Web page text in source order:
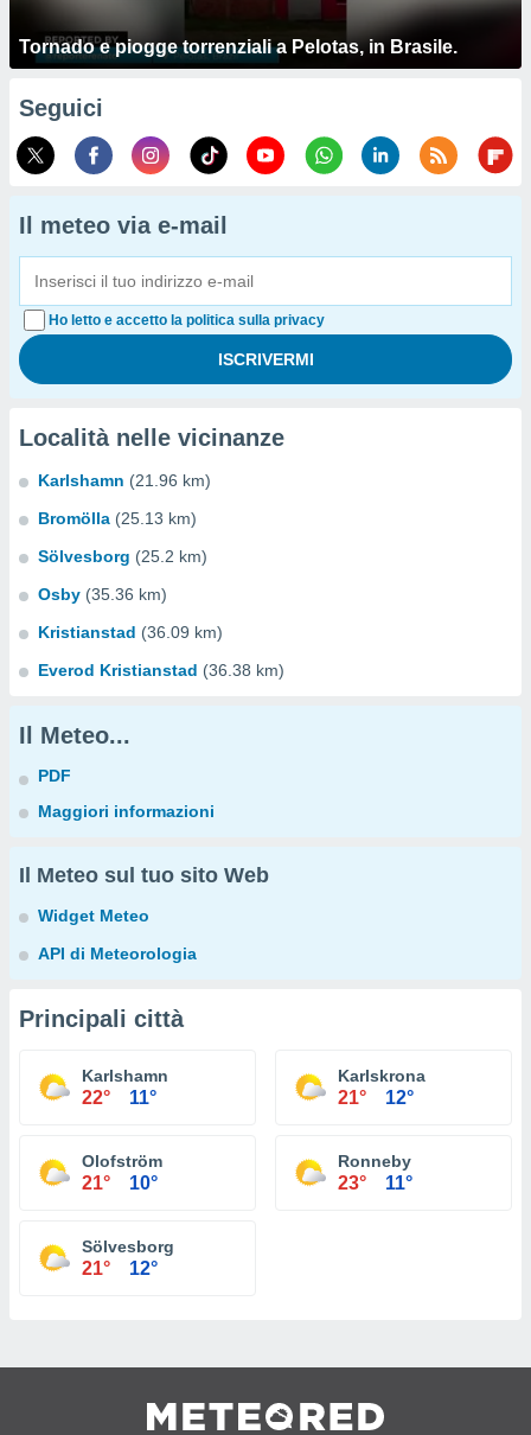
Tornado e piogge torrenziali a Pelotas, in Brasile.
Seguici
Il meteo via e-mail
Ho letto e accetto la politica sulla privacy
Località nelle vicinanze
Karlshamn (21.96 km)
Bromölla (25.13 km)
Sölvesborg (25.2 km)
Osby (35.36 km)
Kristianstad (36.09 km)
Everod Kristianstad (36.38 km)
Il Meteo...
PDF
Maggiori informazioni
Il Meteo sul tuo sito Web
Widget Meteo
API di Meteorologia
Principali città
Karlshamn
22° 11°
Karlskrona
21° 12°
Olofström
21° 10°
Ronneby
23° 11°
Sölvesborg
21° 12°